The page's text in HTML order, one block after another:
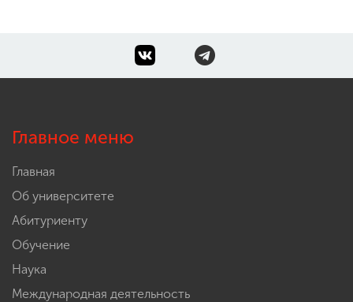
Главное меню
Главная
Об университете
Абитуриенту
Обучение
Наука
Международная деятельность